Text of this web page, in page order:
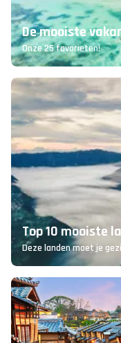
De mooiste
Onze 25 favorieten!
Top 10 mooiste
Deze landen moet je